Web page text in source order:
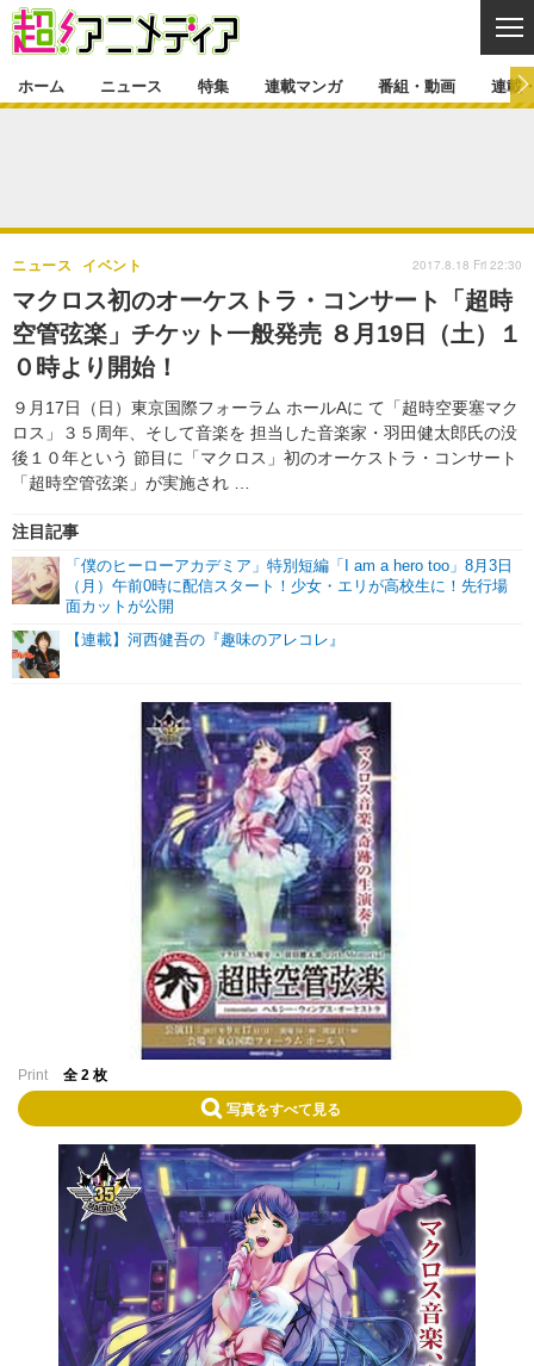
ゲーム・アプリ マンガ
グッズ イベント
声優
舞台 新帝スタ
特集一覧 カバー
ラキりす
連載マンガ
連載マンガ一覧
番組・動画
番組・動画一覧 ラジオ
動画
連載・ブログ
連載・ブログ一覧
編集部ブログ・お知らせ
ホーム ニュース 特集 連載マンガ 番組・動画 連載
マクロス初のオーケストラ・コンサート「超時
空管弦楽」チケット一般発売 ８月19日（土）１
０時より開始！
９月17日（日）東京国際フォーラム ホールAに て「超時空要塞マク
ロス」３５周年、そして音楽を 担当した音楽家・羽田健太郎氏の没
後１０年という 節目に「マクロス」初のオーケストラ・コンサート
「超時空管弦楽」が実施され …
ニュース イベント
注目記事
「僕のヒーローアカデミア」特別短編「I am a hero too」8月3日
（月）午前0時に配信スタート！少女・エリが高校生に！先行場
面カットが公開
【連載】河西健吾の『趣味のアレコレ』
2017.8.18 Fri 22:30
Print 全 2 枚
写真をすべて見る